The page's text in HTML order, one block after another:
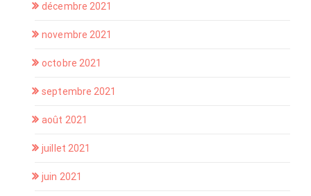
décembre 2021
novembre 2021
octobre 2021
septembre 2021
août 2021
juillet 2021
juin 2021